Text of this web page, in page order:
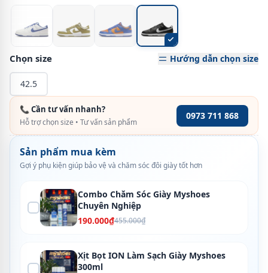
Chọn size Hướng dẫn chọn size
42.5
📞 Cần tư vấn nhanh?
Hỗ trợ chọn size • Tư vấn sản phẩm
0973 711 868
Sản phẩm mua kèm
Gợi ý phụ kiện giúp bảo vệ và chăm sóc đôi giày tốt hơn
Combo Chăm Sóc Giày Myshoes
Chuyên Nghiệp
190.000₫455.000₫
Xịt Bọt ION Làm Sạch Giày Myshoes
300ml